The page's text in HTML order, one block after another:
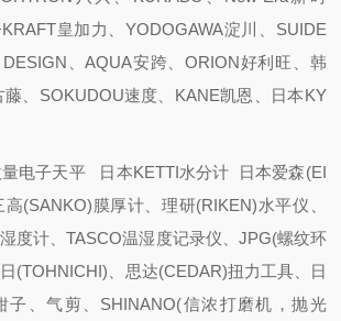
皇加力、YODOGAWA淀川、SUIDE
、AQUA安跨、ORION好利旺、韩
、SOKUDOU速度、KANE凯恩、日本KY
量电子天平 日本KETTI水分计 日本爱森(EI
(SANKO)膜厚计、理研(RIKEN)水平仪、
度计、TASCO温湿度记录仪、JPG(螺纹环
(TOHNICHI)、思达(CEDAR)扭力工具、日
子、气剪、SHINANO(信浓打磨机，抛光